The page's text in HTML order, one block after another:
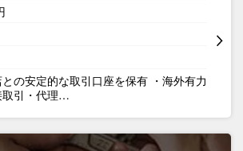
との安定的な取引口座を保有 ・海外有力
取引・代理…